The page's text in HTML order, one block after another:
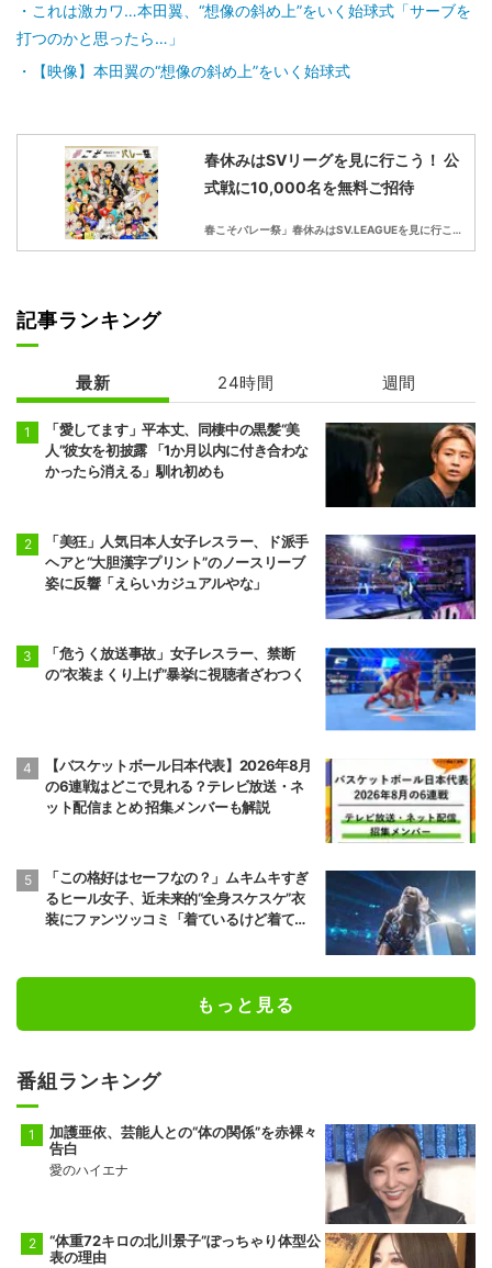
これは激カワ…本田翼、“想像の斜め上”をいく始球式「サーブを
打つのかと思ったら…」
【映像】本田翼の“想像の斜め上”をいく始球式
春休みはSVリーグを見に行こう！ 公
式戦に10,000名を無料ご招待
春こそバレー祭」春休みはSV.LEAGUEを見に行こう！
記事ランキング
最新 24時間 週間
「愛してます」平本丈、同棲中の黒髪“美
人”彼女を初披露 「1か月以内に付き合わな
かったら消える」馴れ初めも
「美狂」人気日本人女子レスラー、ド派手
ヘアと“大胆漢字プリント”のノースリーブ
姿に反響「えらいカジュアルやな」
「危うく放送事故」女子レスラー、禁断
の“衣装まくり上げ”暴挙に視聴者ざわつく
【バスケットボール日本代表】2026年8月
の6連戦はどこで見れる？テレビ放送・ネ
ット配信まとめ 招集メンバーも解説
「この格好はセーフなの？」ムキムキすぎ
るヒール女子、近未来的“全身スケスケ”衣
装にファンツッコミ「着ているけど着てい
もっと見る
番組ランキング
加護亜依、芸能人との“体の関係”を赤裸々
告白
愛のハイエナ
“体重72キロの北川景子”ぽっちゃり体型公
表の理由